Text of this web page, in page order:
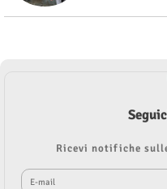
Ricevi notifiche